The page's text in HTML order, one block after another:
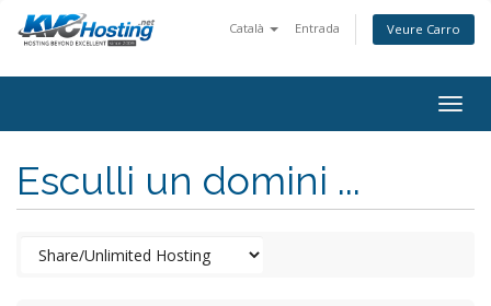
Català Entrada Veure Carro
Esculli un domini ...